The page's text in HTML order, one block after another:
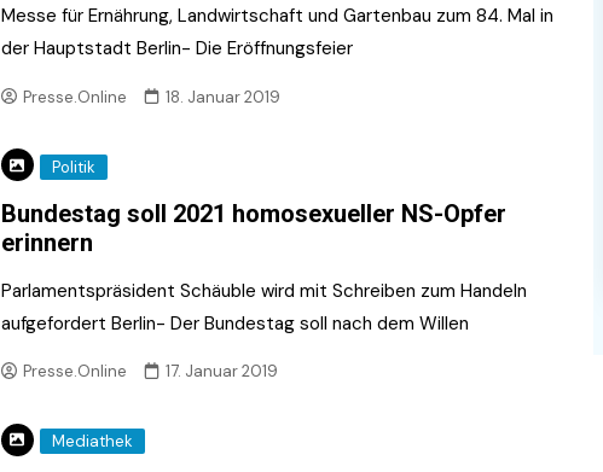
Messe für Ernährung, Landwirtschaft und Gartenbau zum 84. Mal in
der Hauptstadt Berlin- Die Eröffnungsfeier
Presse.Online 18. Januar 2019
Politik
Bundestag soll 2021 homosexueller NS-Opfer
erinnern
Parlamentspräsident Schäuble wird mit Schreiben zum Handeln
aufgefordert Berlin- Der Bundestag soll nach dem Willen
Presse.Online 17. Januar 2019
Mediathek